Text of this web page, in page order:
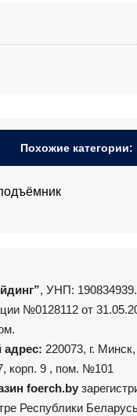
Похожие категории:
, УНП:
№0128112 от
220073, г.
корп. 9 , пом. №101
foerch.by
Республики